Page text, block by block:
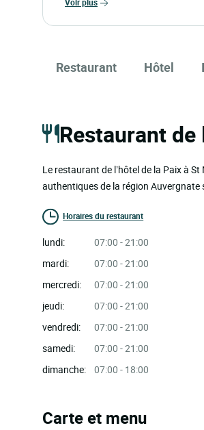
Restaurant Hôtel
Restaurant de
Le restaurant de l’hôtel de la Paix à
authentiques de la région
Horaires du restaurant
lundi:
07:00 - 21:00
mardi:
07:00 - 21:00
mercredi:
07:00 - 21:00
jeudi:
07:00 - 21:00
vendredi:
07:00 - 21:00
samedi:
07:00 - 21:00
dimanche:
07:00 - 18:00
Carte et menu